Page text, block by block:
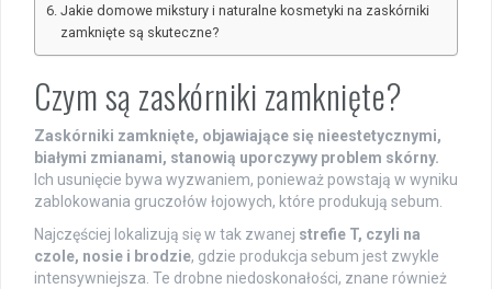
Jakie domowe mikstury i naturalne kosmetyki na zaskórniki
zamknięte są skuteczne?
Czym są zaskórniki zamknięte?
Zaskórniki zamknięte, objawiające się nieestetycznymi,
białymi zmianami, stanowią uporczywy problem skórny.
Ich usunięcie bywa wyzwaniem, ponieważ powstają w wyniku
zablokowania gruczołów łojowych, które produkują sebum.
Najczęściej lokalizują się w tak zwanej strefie T, czyli na
czole, nosie i brodzie, gdzie produkcja sebum jest zwykle
intensywniejsza. Te drobne niedoskonałości, znane również